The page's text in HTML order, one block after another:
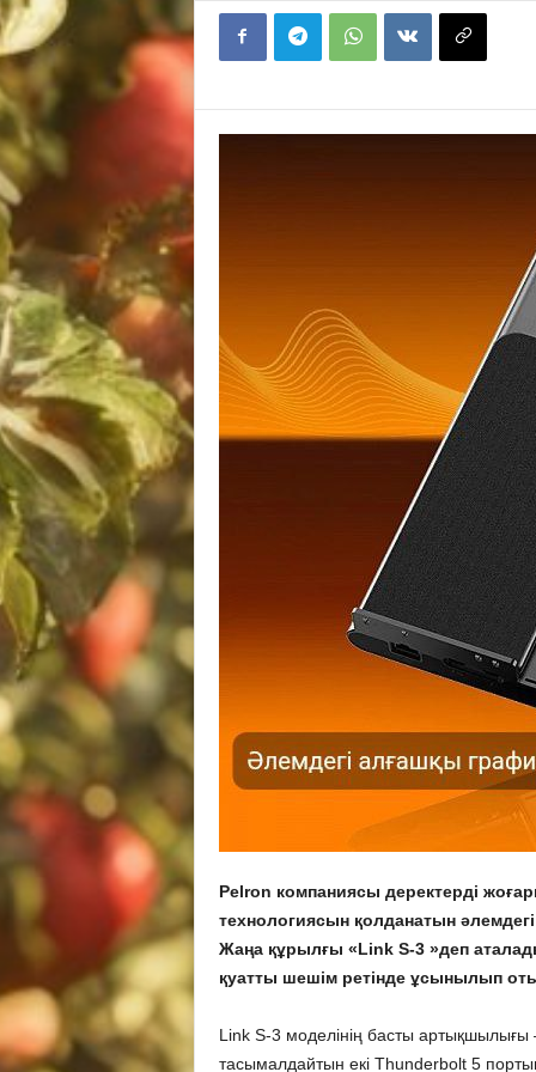
Pelron компаниясы деректерді
технологиясын қолданатын
Жаңа құрылғы «Link S-3 »деп
қуатты шешім ретінде ұсынылып
Link S-3 моделінің басты артықшылығы
тасымалдайтын екі Thunderbolt 5